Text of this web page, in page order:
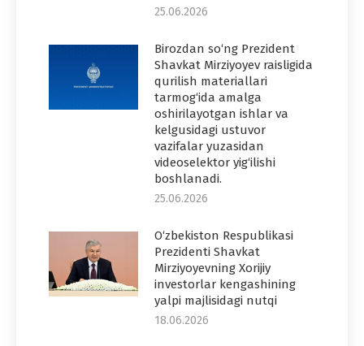
25.06.2026
Birozdan so‘ng Prezident
Shavkat Mirziyoyev raisligida
qurilish materiallari
tarmog‘ida amalga
oshirilayotgan ishlar va
kelgusidagi ustuvor
vazifalar yuzasidan
videoselektor yig‘ilishi
boshlanadi.
25.06.2026
O‘zbekiston Respublikasi
Prezidenti Shavkat
Mirziyoyevning Xorijiy
investorlar kengashining
yalpi majlisidagi nutqi
18.06.2026